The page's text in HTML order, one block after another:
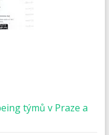
týmů v Praze a